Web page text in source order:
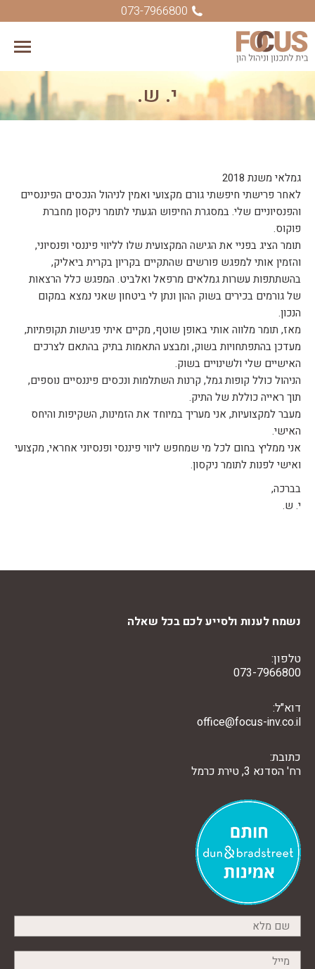
073-7966800
י. ש.
You are here:
גמלאי משנת 2018
לאחר פרישתי חיפשתי גורם מקצועי ואמין לניהול הנכסים הפיננסיים
והפנסיוניים שלי. במסגרת החיפוש הגעתי לתומר ניקסון מחברת
פוקוס.
תומר הציג בפניי את הגישה המקצועית שלו לליווי פיננסי ופנסיוני,
והזמין אותי למפגש פורשים שהתקיים בקריון בקרית ביאליק,
בהשתתפות עשרות גמלאים מרפאל ואלביט. המפגש כלל הרצאות
של גורמים בכירים בשוק ההון ונתן לי ביטחון שאני נמצא במקום
הנכון.
מאז, תומר מלווה אותי באופן שוטף, מקיים איתי פגישות תקופתיות,
מעדכן בהתפתחויות בשוק, ומבצע התאמות בתיק בהתאם לצרכים
האישיים שלי ולשינויים בשוק.
הניהול כולל קופות גמל, קרנות השתלמות ונכסים פיננסיים נוספים,
תוך ראייה כוללת של התיק.
מעבר למקצועיות, אני מעריך במיוחד את הזמינות, השקיפות והיחס
האישי.
אני ממליץ בחום לכל מי שמחפש ליווי פיננסי ופנסיוני אחראי, מקצועי
ואישי לפנות לתומר ניקסון.
בברכה,
י. ש.
נשמח לענות ולסייע לכם בכל שאלה
טלפון:
073-7966800
דוא"ל:
office@focus-inv.co.il
כתובת:
רח' הסדנא 3, טירת כרמל